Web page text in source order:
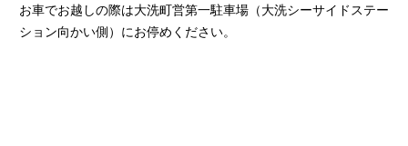
お車でお越しの際は大洗町営第一駐車場（大洗シーサイドステー
ション向かい側）にお停めください。